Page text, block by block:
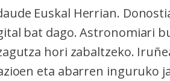
Euskal Herrian.
bat dago. Astronomiari
hori zabaltzeko.
eta abarren inguruko